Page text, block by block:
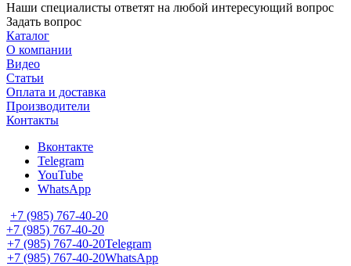
Наши специалисты ответят на любой интересующий вопрос
Задать вопрос
Каталог
О компании
Видео
Статьи
Оплата и доставка
Производители
Контакты
Вконтакте
Telegram
YouTube
WhatsApp
+7 (985) 767-40-20
+7 (985) 767-40-20
+7 (985) 767-40-20Telegram
+7 (985) 767-40-20WhatsApp